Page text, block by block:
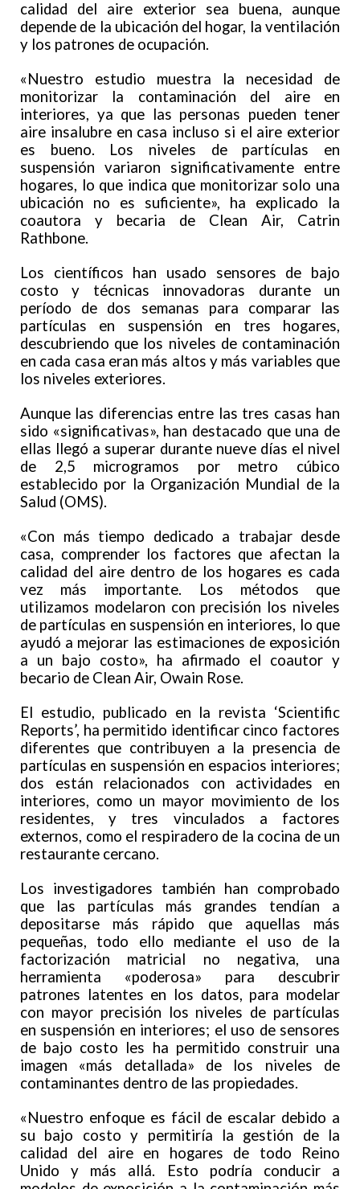
calidad del aire exterior sea buena, aunque
depende de la ubicación del hogar, la ventilación
y los patrones de ocupación.
«Nuestro estudio muestra la necesidad de
monitorizar la contaminación del aire en
interiores, ya que las personas pueden tener
aire insalubre en casa incluso si el aire exterior
es bueno. Los niveles de partículas en
suspensión variaron significativamente entre
hogares, lo que indica que monitorizar solo una
ubicación no es suficiente», ha explicado la
coautora y becaria de Clean Air, Catrin
Rathbone.
Los científicos han usado sensores de bajo
costo y técnicas innovadoras durante un
período de dos semanas para comparar las
partículas en suspensión en tres hogares,
descubriendo que los niveles de contaminación
en cada casa eran más altos y más variables que
los niveles exteriores.
Aunque las diferencias entre las tres casas han
sido «significativas», han destacado que una de
ellas llegó a superar durante nueve días el nivel
de 2,5 microgramos por metro cúbico
establecido por la Organización Mundial de la
Salud (OMS).
«Con más tiempo dedicado a trabajar desde
casa, comprender los factores que afectan la
calidad del aire dentro de los hogares es cada
vez más importante. Los métodos que
utilizamos modelaron con precisión los niveles
de partículas en suspensión en interiores, lo que
ayudó a mejorar las estimaciones de exposición
a un bajo costo», ha afirmado el coautor y
becario de Clean Air, Owain Rose.
El estudio, publicado en la revista ‘Scientific
Reports’, ha permitido identificar cinco factores
diferentes que contribuyen a la presencia de
partículas en suspensión en espacios interiores;
dos están relacionados con actividades en
interiores, como un mayor movimiento de los
residentes, y tres vinculados a factores
externos, como el respiradero de la cocina de un
restaurante cercano.
Los investigadores también han comprobado
que las partículas más grandes tendían a
depositarse más rápido que aquellas más
pequeñas, todo ello mediante el uso de la
factorización matricial no negativa, una
herramienta «poderosa» para descubrir
patrones latentes en los datos, para modelar
con mayor precisión los niveles de partículas
en suspensión en interiores; el uso de sensores
de bajo costo les ha permitido construir una
imagen «más detallada» de los niveles de
contaminantes dentro de las propiedades.
«Nuestro enfoque es fácil de escalar debido a
su bajo costo y permitiría la gestión de la
calidad del aire en hogares de todo Reino
Unido y más allá. Esto podría conducir a